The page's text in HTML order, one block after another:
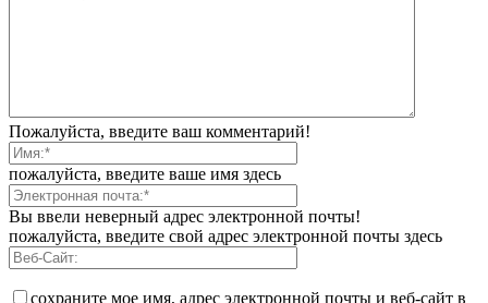
Пожалуйста, введите ваш комментарий!
пожалуйста, введите ваше имя здесь
Вы ввели неверный адрес электронной почты!
пожалуйста, введите свой адрес электронной почты здесь
сохраните мое имя, адрес электронной почты и веб-сайт в